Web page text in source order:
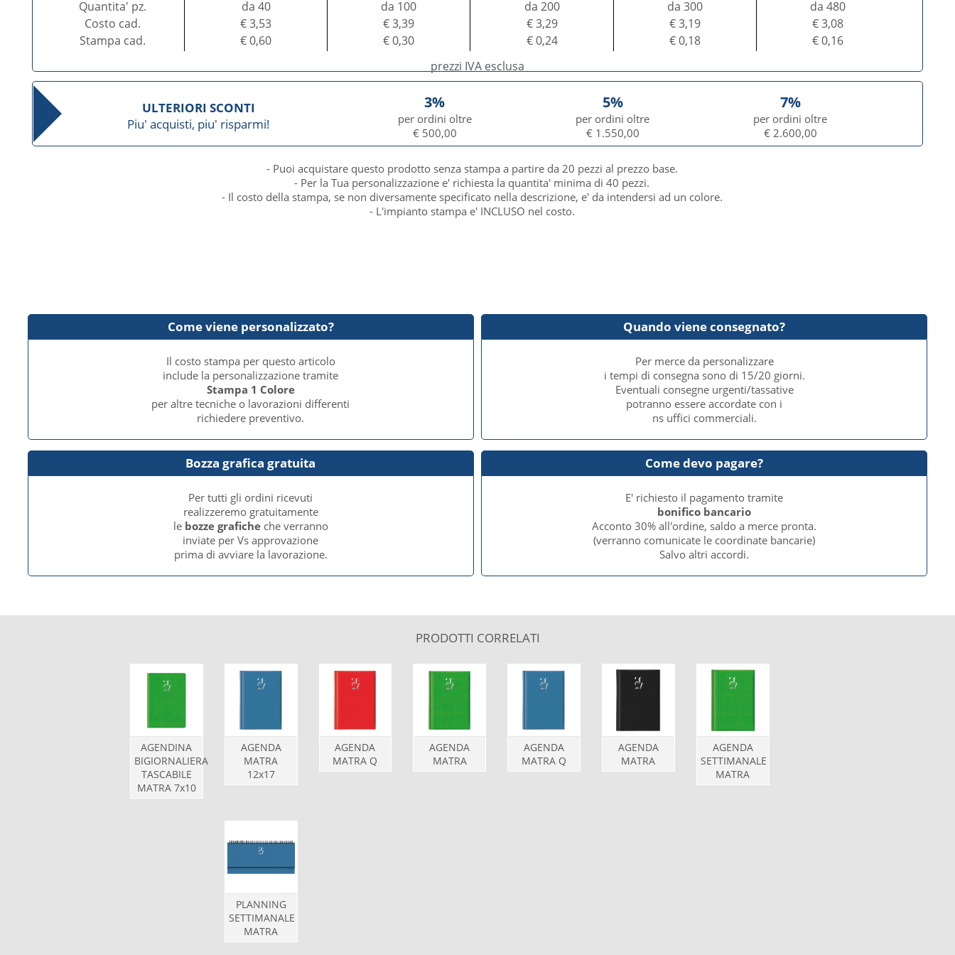
Quantita' pz.
Costo cad.
Stampa cad.
da 40
€ 3,53
€ 0,60
da 100
€ 3,39
€ 0,30
da 200
€ 3,29
€ 0,24
da 300
€ 3,19
€ 0,18
da 480
€ 3,08
€ 0,16
prezzi IVA esclusa
ULTERIORI SCONTI
Piu' acquisti, piu' risparmi!
3%
per ordini oltre
€ 500,00
5%
per ordini oltre
€ 1.550,00
7%
per ordini oltre
€ 2.600,00
- Puoi acquistare questo prodotto senza stampa a partire da 20 pezzi al prezzo base.
- Per la Tua personalizzazione e' richiesta la quantita' minima di 40 pezzi.
- Il costo della stampa, se non diversamente specificato nella descrizione, e' da intendersi ad un colore.
- L'impianto stampa e' INCLUSO nel costo.
Come viene personalizzato?
Il costo stampa per questo articolo
include la personalizzazione tramite
Stampa 1 Colore
per altre tecniche o lavorazioni differenti
richiedere preventivo.
Quando viene consegnato?
Per merce da personalizzare
i tempi di consegna sono di 15/20 giorni.
Eventuali consegne urgenti/tassative
potranno essere accordate con i
ns uffici commerciali.
Bozza grafica gratuita
Per tutti gli ordini ricevuti
realizzeremo gratuitamente
le bozze graficheche verranno
inviate per Vs approvazione
prima di avviare la lavorazione.
Come devo pagare?
E' richiesto il pagamento tramite
bonifico bancario
Acconto 30% all'ordine, saldo a merce pronta.
(verranno comunicate le coordinate bancarie)
Salvo altri accordi.
PRODOTTI CORRELATI
AGENDINA
BIGIORNALIERA
TASCABILE
MATRA 7x10
AGENDA
MATRA
12x17
AGENDA
MATRA Q
AGENDA
MATRA
AGENDA
MATRA Q
AGENDA
MATRA
AGENDA
SETTIMANALE
MATRA
PLANNING
SETTIMANALE
MATRA